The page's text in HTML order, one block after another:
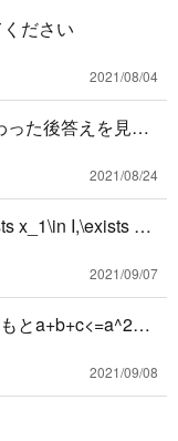
ださい
2021/08/04
た後答えを見る
と時間に気を取
2021/08/24
x_1\in I,\exists x_
2021/09/07
とa+b+c<=a^2+b
し
2021/09/08